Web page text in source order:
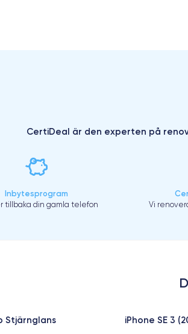
CertiDeal är den experten på
Inbytesprogram
tillbaka din gamla telefon Vi
Stjärnglans iPhone SE 3